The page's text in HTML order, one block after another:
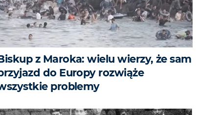
z Maroka: wielu wierzy, że sam
do Europy rozwiąże
problemy